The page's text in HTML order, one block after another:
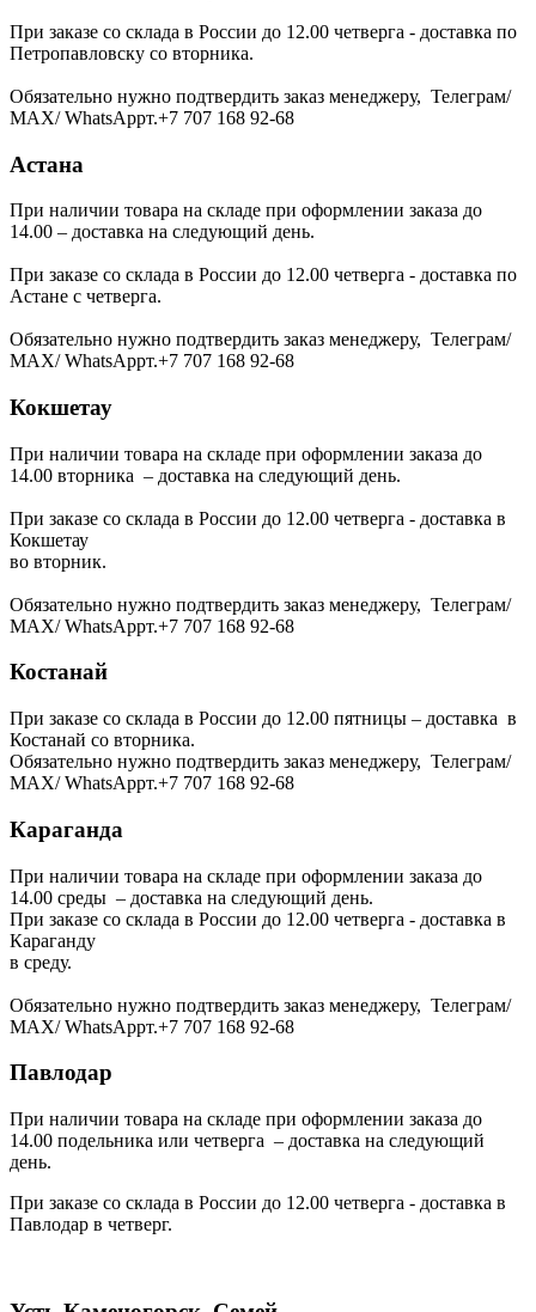
При заказе со склада в России до 12.00 четверга - доставка по
Петропавловску со вторника.
Обязательно нужно подтвердить заказ менеджеру, Телеграм/
МАХ/ WhatsAppт.+7 707 168 92-68
Астана
При наличии товара на складе при оформлении заказа до
14.00 – доставка на следующий день.
При заказе со склада в России до 12.00 четверга - доставка по
Астане с четверга.
Обязательно нужно подтвердить заказ менеджеру, Телеграм/
МАХ/ WhatsAppт.+7 707 168 92-68
Кокшетау
При наличии товара на складе при оформлении заказа до
14.00 вторника – доставка на следующий день.
При заказе со склада в России до 12.00 четверга - доставка в
Кокшетау
во вторник.
Обязательно нужно подтвердить заказ менеджеру, Телеграм/
МАХ/ WhatsAppт.+7 707 168 92-68
Костанай
При заказе со склада в России до 12.00 пятницы – доставка в
Костанай со вторника.
Обязательно нужно подтвердить заказ менеджеру, Телеграм/
МАХ/ WhatsAppт.+7 707 168 92-68
Караганда
При наличии товара на складе при оформлении заказа до
14.00 среды – доставка на следующий день.
При заказе со склада в России до 12.00 четверга - доставка в
Караганду
в среду.
Обязательно нужно подтвердить заказ менеджеру, Телеграм/
МАХ/ WhatsAppт.+7 707 168 92-68
Павлодар
При наличии товара на складе при оформлении заказа до
14.00 подельника или четверга – доставка на следующий
день.
При заказе со склада в России до 12.00 четверга - доставка в
Павлодар в четверг.